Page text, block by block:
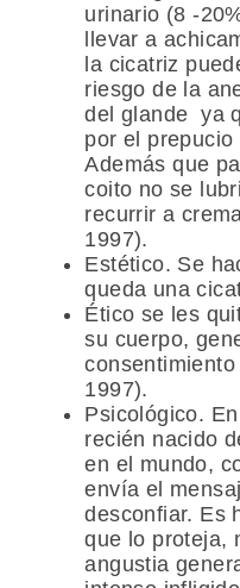
urinario (8 -
llevar a
la cicatriz
riesgo de la
del glande ya
por el
Además que
coito no se
recurrir a
1997).
Estético. Se
queda una
Ético se les
su cuerpo,
1997).
Psicológico.
recién nacido
en el mundo,
envía el
desconfiar. Es
que lo proteja,
angustia